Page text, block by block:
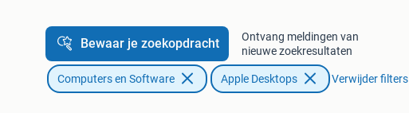
Bewaar je zoekopdracht
Ontvang meldingen van
nieuwe zoekresultaten
Computers en Software Apple Desktops Verwijder filters